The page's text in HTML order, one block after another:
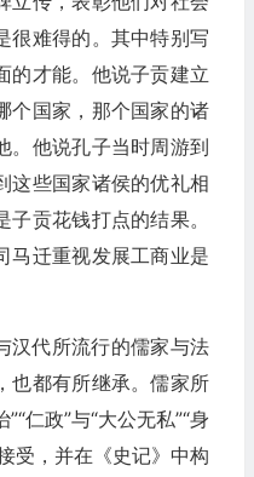
很难得的。其中特别写
的才能。他说子贡建立
个国家，那个国家的诸
。他说孔子当时周游到
这些国家诸侯的优礼相
贡花钱打点的结果。
马迁重视发展工商业是
汉代所流行的儒家与法
也都有所继承。儒家所
仁政”与“大公无私”“身
受，并在《史记》中构